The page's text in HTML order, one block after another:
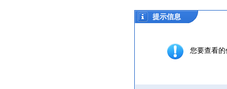
提示信息
您要查看